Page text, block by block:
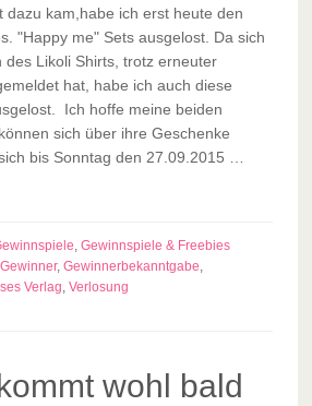
dazu kam,habe ich erst heute den
"Happy me" Sets ausgelost. Da sich
des Likoli Shirts, trotz erneuter
hat, habe ich auch diese
Ich hoffe meine beiden
sich über ihre Geschenke
bis Sonntag den 27.09.2015 …
, Gewinnspiele & Freebies
Gewinner, Gewinnerbekanntgabe,
Verlag, Verlosung
wohl bald